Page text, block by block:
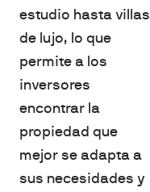
estudio hasta villas
de lujo, lo que
permite a los
inversores
encontrar la
propiedad que
mejor se adapta a
sus necesidades y